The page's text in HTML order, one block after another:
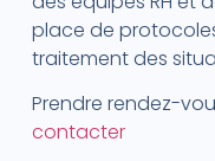
place de
traitement des
Prendre rendez-
contacter